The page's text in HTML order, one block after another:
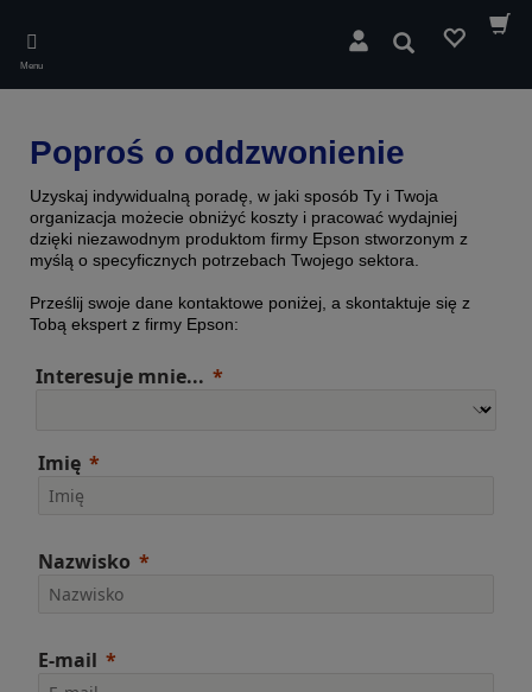
main
content
Menu
Wyszukaj
Poproś o oddzwonienie
Uzyskaj indywidualną poradę, w jaki sposób Ty i Twoja
organizacja możecie obniżyć koszty i pracować wydajniej
dzięki niezawodnym produktom firmy Epson stworzonym z
myślą o specyficznych potrzebach Twojego sektora.
Prześlij swoje dane kontaktowe poniżej, a skontaktuje się z
Tobą ekspert z firmy Epson:
Interesuje mnie...
Imię
Nazwisko
E-mail